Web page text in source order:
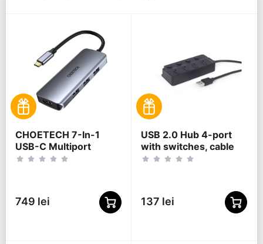
CHOETECH 7-In-1
USB-C Multiport
Adapter, HUB-M19
749 lei
USB 2.0 Hub 4-port
with switches, cable
80 cm, Gembird "UHB-
137 lei